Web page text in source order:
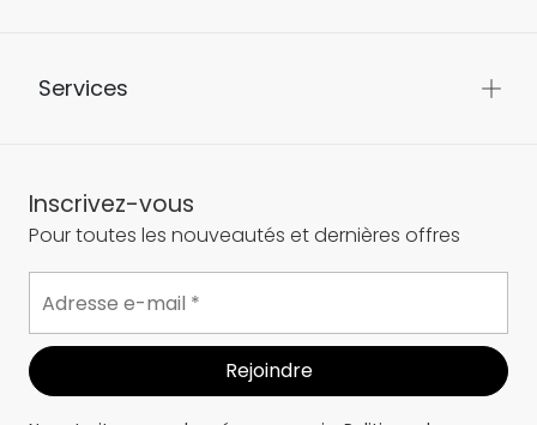
Services
Inscrivez-vous
Pour toutes les nouveautés et dernières offres